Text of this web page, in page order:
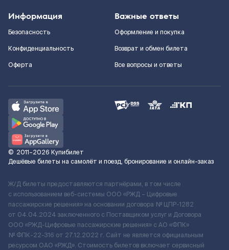
Информация
Безопасность
Конфиденциальность
Оферта
Важные ответы
Оформление и покупка
Возврат и обмен билета
Все вопросы и ответы
© 2011–2026 Купибилет
Дешёвые билеты на самолёт и поезд, бронирование и онлайн-заказ
Ж/Д билеты предоставляются партнёрами, в том числе
с использованием веб-системы ООО «РЖД – Цифровые
пассажирские решения» на основании договора № ЦПР-1282
от 04.04.2024 заключенного с Поставщиком услуг и Договора
ООО «РЖД-Цифровые пассажирские решения» c АО «ФПК»
№ ФПК-22-316 от 27.12.2022 г. Сайт не является официальным
ресурсом ОАО «РЖД». Стоимость билетов включает сервисный